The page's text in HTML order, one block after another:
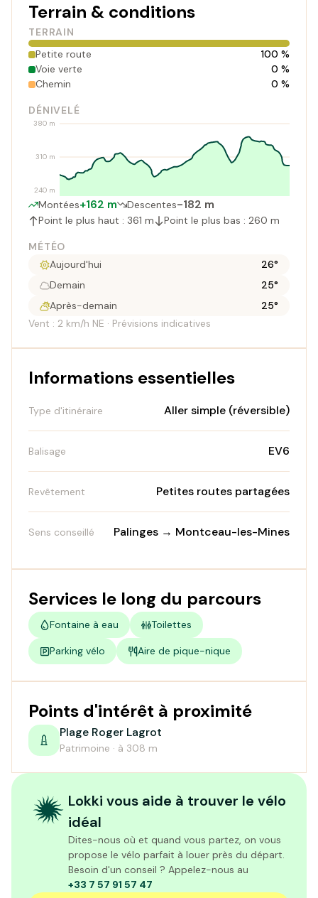
Terrain & conditions
TERRAIN
Petite route
100 %
Voie verte
0 %
Chemin
0 %
DÉNIVELÉ
240 m
310 m
380 m
Montées+162 m Descentes-182 m
Point le plus haut : 361 m Point le plus bas : 260 m
MÉTÉO
Aujourd'hui
26°
Demain
25°
Après-demain
25°
Vent : 2 km/h NE · Prévisions indicatives
Informations essentielles
Type d'itinéraire Aller simple (réversible)
Balisage EV6
Revêtement Petites routes partagées
Sens conseillé Palinges → Montceau-les-Mines
Services le long du parcours
Fontaine à eau Toilettes
Parking vélo Aire de pique-nique
Points d'intérêt à proximité
Plage Roger Lagrot
Patrimoine · à 308 m
Lokki vous aide à trouver le vélo
idéal
Dites-nous où et quand vous partez, on vous
propose le vélo parfait à louer près du départ.
Besoin d'un conseil ? Appelez-nous au
+33 7 57 91 57 47